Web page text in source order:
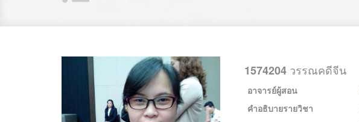
1574204วรรณคดีจีน
อาจารย์ผู้สอน
คำอธิบายรายวิชา